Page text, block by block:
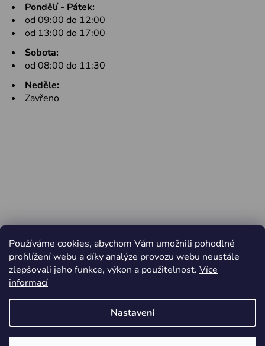
Používáme cookies, abychom Vám umožnili pohodlné
prohlížení webu a díky analýze provozu webu neustále
zlepšovali jeho funkce, výkon a použitelnost. Více
informací
Nastavení
Pondělí - Pátek:
od 09:00 do 12:00
od 13:00 do 17:00
Sobota:
od 08:00 do 11:30
Neděle:
Zavřeno
Vytvořil Shoptet